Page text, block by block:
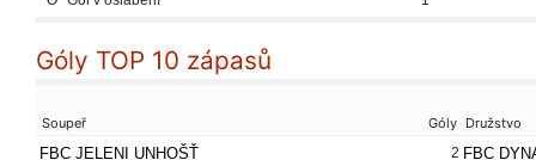
Góly TOP 10 zápasů
Soupeř Góly Družstvo
FBC JELENI UNHOŠŤ 2 FBC